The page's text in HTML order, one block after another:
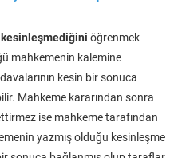
kesinleşmediğini öğrenmek
mahkemenin kalemine
davalarının kesin bir sonuca
Mahkeme kararından sonra
ise mahkeme tarafından
yazmış olduğu kesinleşme